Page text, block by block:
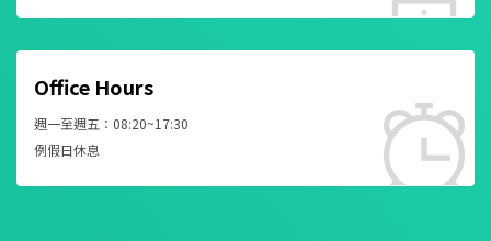
Office Hours
週一至週五：08:20~17:30
例假日休息